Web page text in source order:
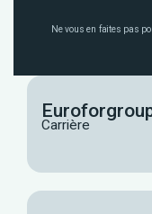
Ne vous en faites pas
Carrière